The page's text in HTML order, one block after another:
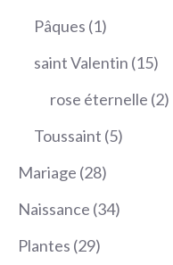
produits
Pâques 11
produit
saint Valentin 1515
rose éternelle 22
Toussaint 55
Mariage 2828
produits
Naissance 3434
Plantes 2929